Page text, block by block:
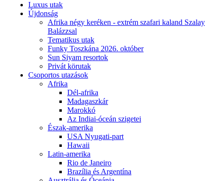
Luxus utak
Újdonság
Afrika négy keréken - extrém szafari kaland Szalay
Balázzsal
Tematikus utak
Funky Toszkána 2026. október
Sun Siyam resortok
Privát körutak
Csoportos utazások
Afrika
Dél-afrika
Madagaszkár
Marokkó
Az Indiai-óceán szigetei
Észak-amerika
USA Nyugati-part
Hawaii
Latin-amerika
Rio de Janeiro
Brazília és Argentína